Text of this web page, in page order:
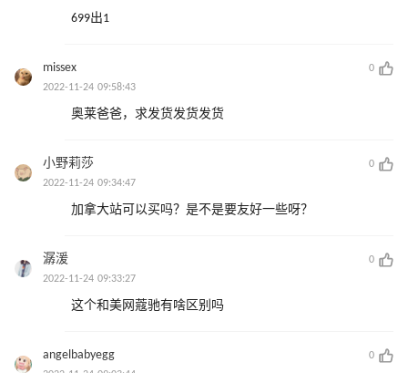
699出1
missex
0
2022-11-24 09:58:43
奥莱爸爸，求发货发货发货
小野莉莎
0
2022-11-24 09:34:47
加拿大站可以买吗？是不是要友好一些呀？
潺湲
0
2022-11-24 09:33:27
这个和美网蔻驰有啥区别吗
angelbabyegg
0